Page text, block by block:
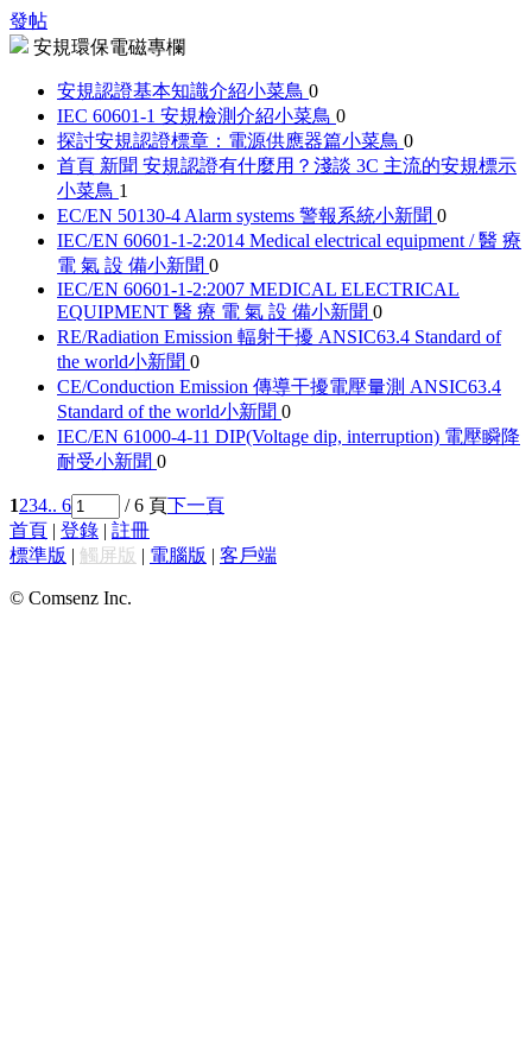
發帖
安規環保電磁專欄
安規認證基本知識介紹小菜鳥 0
IEC 60601-1 安規檢測介紹小菜鳥 0
探討安規認證標章：電源供應器篇小菜鳥 0
首頁 新聞 安規認證有什麼用？淺談 3C 主流的安規標示
小菜鳥 1
EC/EN 50130-4 Alarm systems 警報系統小新聞 0
IEC/EN 60601-1-2:2014 Medical electrical equipment / 醫 療
電 氣 設 備小新聞 0
IEC/EN 60601-1-2:2007 MEDICAL ELECTRICAL
EQUIPMENT 醫 療 電 氣 設 備小新聞 0
RE/Radiation Emission 輻射干擾 ANSIC63.4 Standard of
the world小新聞 0
CE/Conduction Emission 傳導干擾電壓量測 ANSIC63.4
Standard of the world小新聞 0
IEC/EN 61000-4-11 DIP(Voltage dip, interruption) 電壓瞬降
耐受小新聞 0
1234.. 6 / 6 頁下一頁
首頁 | 登錄 | 註冊
標準版 | 觸屏版 | 電腦版 | 客戶端
© Comsenz Inc.